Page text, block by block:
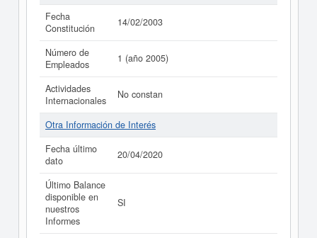
Fecha
Constitución
14/02/2003
Número de
Empleados
1 (año 2005)
Actividades
Internacionales
No constan
Otra Información de Interés
Fecha último
dato
20/04/2020
Último Balance
disponible en
nuestros
Informes
SI